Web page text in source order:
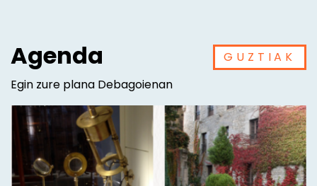
Agenda
Egin zure plana Debagoienan
GUZTIAK